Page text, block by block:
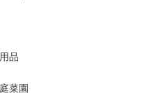
品
菜園